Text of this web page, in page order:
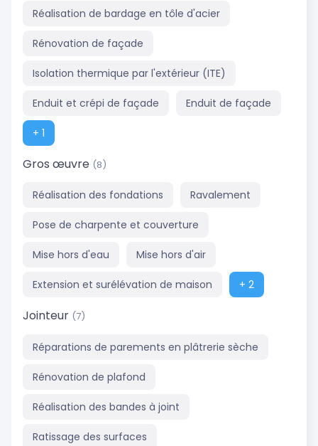
Réalisation de bardage en tôle d'acier
Rénovation de façade
Isolation thermique par l'extérieur (ITE)
Enduit et crépi de façade Enduit de façade
+ 1
Gros œuvre (8)
Réalisation des fondations Ravalement
Pose de charpente et couverture
Mise hors d'eau Mise hors d'air
Extension et surélévation de maison + 2
Jointeur (7)
Réparations de parements en plâtrerie sèche
Rénovation de plafond
Réalisation des bandes à joint
Ratissage des surfaces